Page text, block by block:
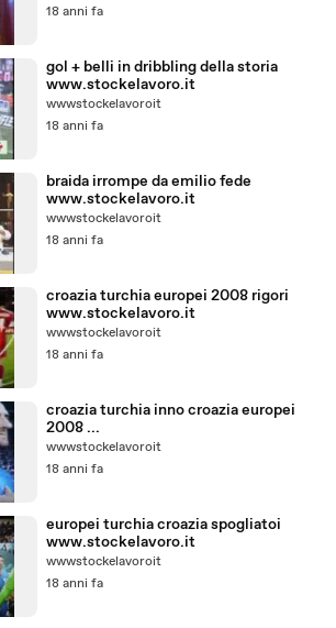
18 anni fa
gol + belli in dribbling della storia
www.stockelavoro.it
wwwstockelavoroit
18 anni fa
braida irrompe da emilio fede
www.stockelavoro.it
wwwstockelavoroit
18 anni fa
croazia turchia europei 2008 rigori
www.stockelavoro.it
wwwstockelavoroit
18 anni fa
croazia turchia inno croazia europei
2008 ...
wwwstockelavoroit
18 anni fa
europei turchia croazia spogliatoi
www.stockelavoro.it
wwwstockelavoroit
18 anni fa